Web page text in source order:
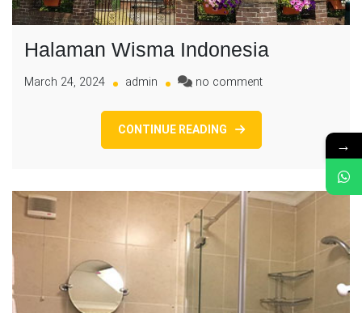
Halaman Wisma Indonesia
March 24, 2024 admin no commenton
CONTINUE READING
→